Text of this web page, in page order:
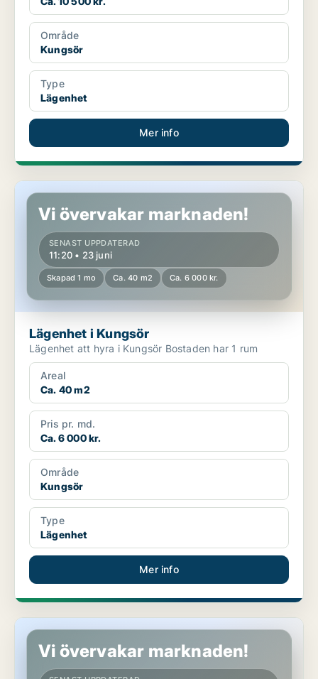
Område
Kungsör
Type
Lägenhet
Mer info
Lägenhet i Kungsör
Vi övervakar marknaden!
SENAST UPPDATERAD
11:20 • 23 juni
Skapad 1 mo Ca. 40 m2 Ca. 6 000 kr.
Lägenhet i Kungsör
Lägenhet att hyra i Kungsör Bostaden har 1 rum
Areal
Ca. 40 m2
Pris pr. md.
Ca. 6 000 kr.
Område
Kungsör
Type
Lägenhet
Mer info
Lägenhet i Kungsör
Vi övervakar marknaden!